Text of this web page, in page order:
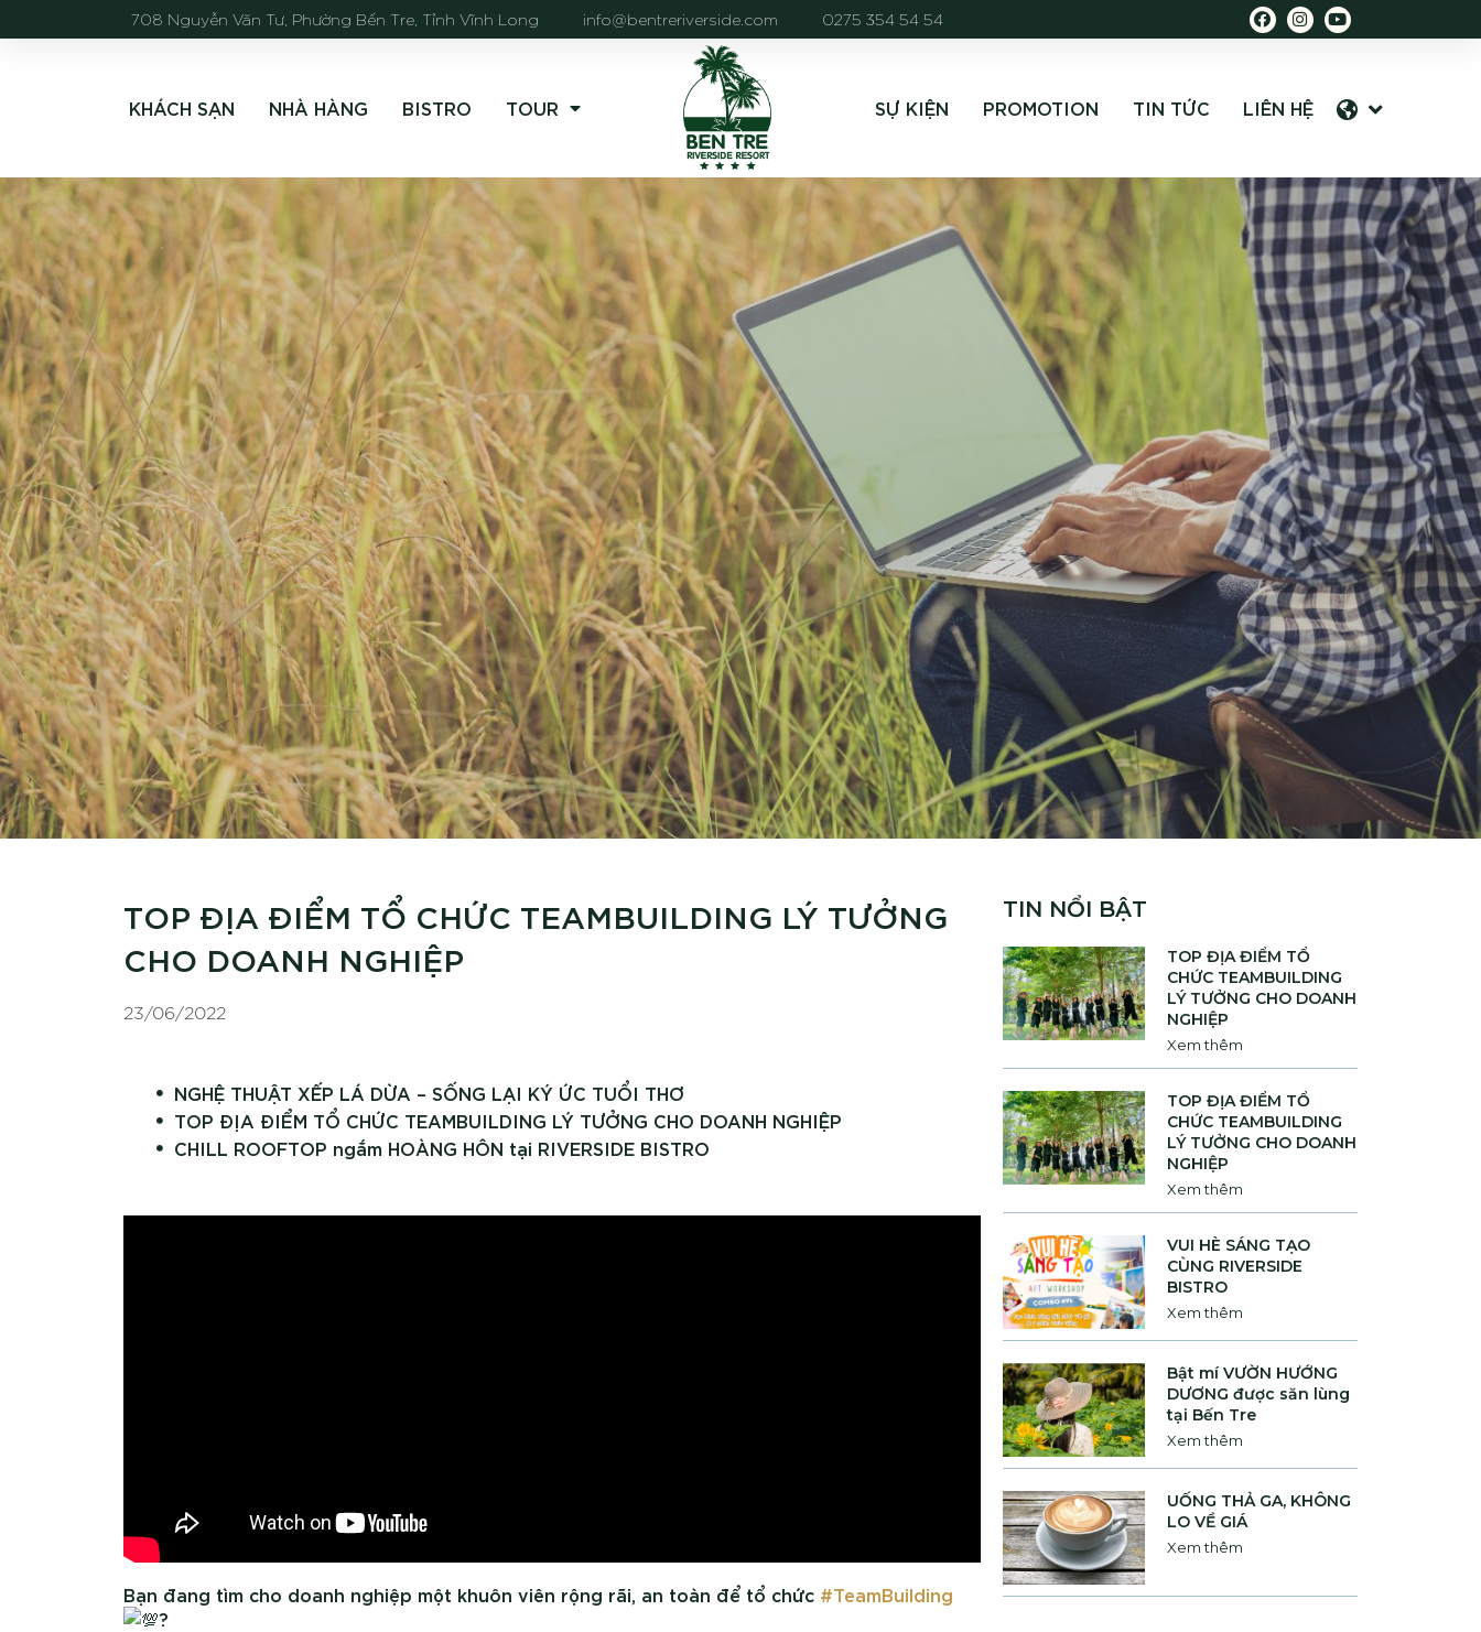
708 Nguyễn Văn Tư, Phường Bến Tre, Tỉnh Vĩnh Long info@bentreriverside.com 0275 354 54 54
KHÁCH SẠN NHÀ HÀNG BISTRO TOUR SỰ KIỆN PROMOTION TIN TỨC LIÊN HỆ
TOP ĐỊA ĐIỂM TỔ CHỨC TEAMBUILDING LÝ TƯỞNG
CHO DOANH NGHIỆP
23/06/2022
NGHỆ THUẬT XẾP LÁ DỪA – SỐNG LẠI KÝ ỨC TUỔI THƠ
TOP ĐỊA ĐIỂM TỔ CHỨC TEAMBUILDING LÝ TƯỞNG CHO DOANH NGHIỆP
CHILL ROOFTOP ngắm HOÀNG HÔN tại RIVERSIDE BISTRO
Bạn đang tìm cho doanh nghiệp một khuôn viên rộng rãi, an toàn để tổ chức #TeamBuilding
?
TIN NỔI BẬT
TOP ĐỊA ĐIỂM TỔ
CHỨC TEAMBUILDING
LÝ TƯỞNG CHO DOANH
NGHIỆP
Xem thêm
TOP ĐỊA ĐIỂM TỔ
CHỨC TEAMBUILDING
LÝ TƯỞNG CHO DOANH
NGHIỆP
Xem thêm
VUI HÈ SÁNG TẠO
CÙNG RIVERSIDE
BISTRO
Xem thêm
Bật mí VƯỜN HƯỚNG
DƯƠNG được săn lùng
tại Bến Tre
Xem thêm
UỐNG THẢ GA, KHÔNG
LO VỀ GIÁ
Xem thêm